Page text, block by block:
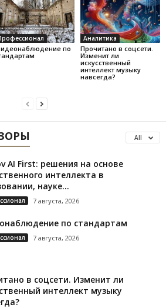
по
Аналитика
Прочитано в соцсети.
Изменит ли
искусственный
интеллект музыку
навсегда?
All
AI First: решения на основе
интеллекта в
науке...
7 августа, 2026
по стандартам
7 августа, 2026
в соцсети. Изменит ли
интеллект музыку